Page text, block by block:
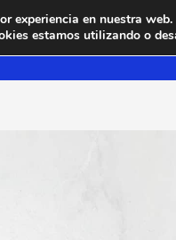
experiencia en nuestra web.
estamos utilizando o